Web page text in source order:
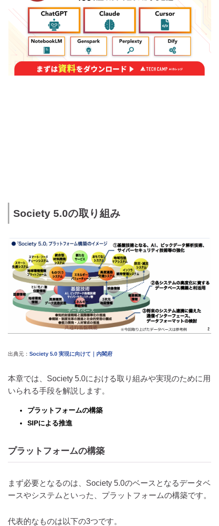
Society 5.0の取り組み
出典元： Society 5.0 実現に向けて｜内閣府
本章では、Society 5.0における取り組みや実現のために用
いられる手段を解説します。
プラットフォームの構築
SIPによる推進
プラットフォームの構築
まず必要となるのは、Society 5.0のベースとなるデータベ
ースやシステムといった、プラットフォームの構築です。
代表的なものは以下の3つです。